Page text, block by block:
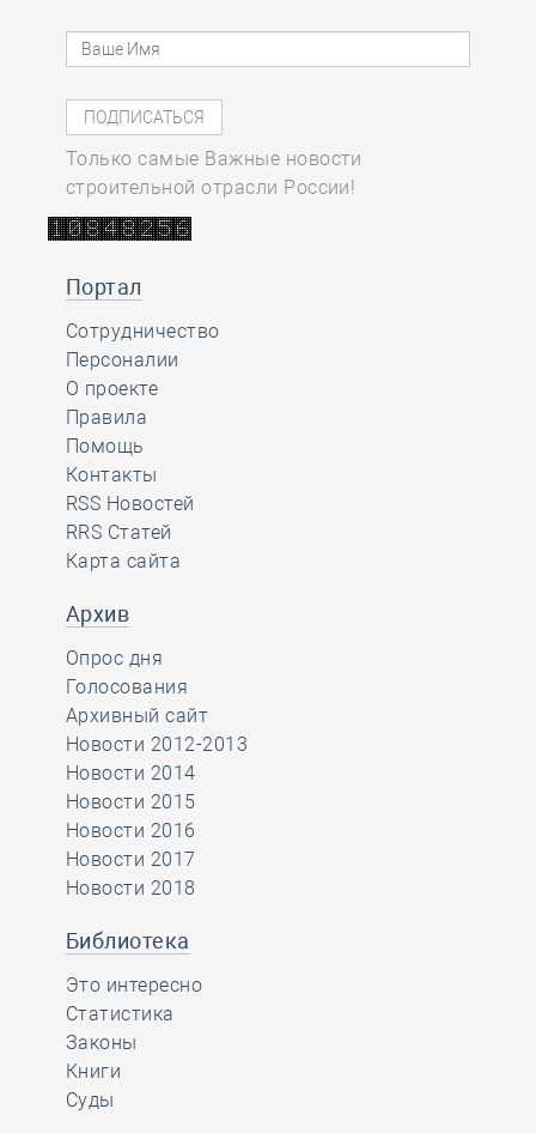
Только самые Важные новости
строительной отрасли России!
Портал
Сотрудничество
Персоналии
О проекте
Правила
Помощь
Контакты
RSS Новостей
RRS Статей
Карта сайта
Архив
Опрос дня
Голосования
Архивный сайт
Новости 2012-2013
Новости 2014
Новости 2015
Новости 2016
Новости 2017
Новости 2018
Библиотека
Это интересно
Статистика
Законы
Книги
Суды